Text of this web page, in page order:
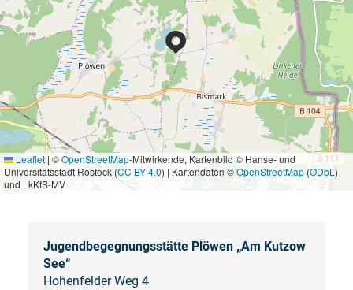
Leaflet|©OpenStreetMap-Mitwirkende, Kartenbild © Hanse- und
Universitätsstadt Rostock (CC BY 4.0) | Kartendaten ©OpenStreetMap(ODbL )
und LkKfS-MV
Jugendbegegnungsstätte Plöwen „Am Kutzow
See“
Hohenfelder Weg 4